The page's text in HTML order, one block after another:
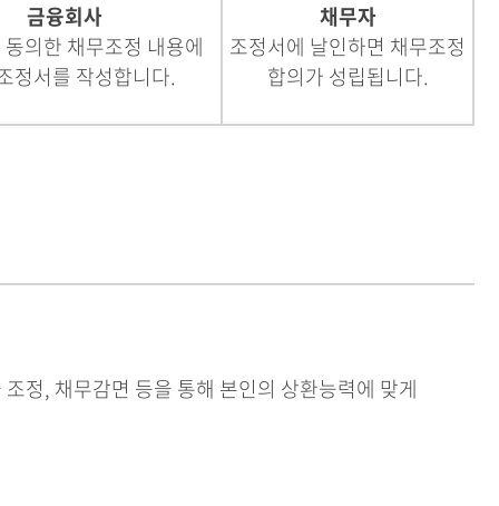
금융회사
의한 채무조정 내용에
정서를 작성합니다.
채무자
조정서에 날인하면 채무조정
합의가 성립됩니다.
정, 채무감면 등을 통해 본인의 상환능력에 맞게